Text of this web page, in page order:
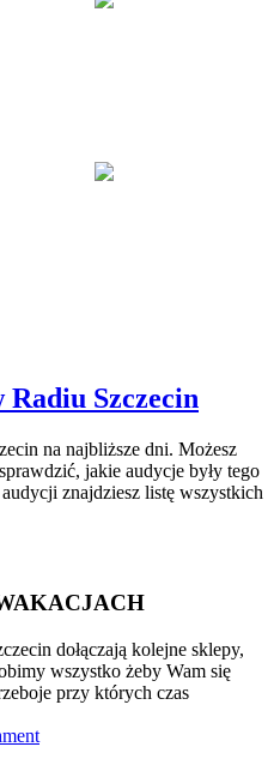
Szczecin
na najbliższe dni. Możesz
jakie audycje były tego
znajdziesz listę wszystkich
dołączają kolejne sklepy,
wszystko żeby Wam się
przy których czas